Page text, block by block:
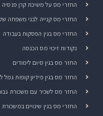
החזרי מס על משיכת קרן פנסיה
החזרי מס קנייה לבני משפחה
החזרי מס בגין הפסקות בעבודה
נקודות זיכוי מס הכנסה
החזר מס בגין סיום לימודים
החזר מס בגין פידיון קופות גמל
החזר מס לשכיר עם משכורת
החזרי מס בגין שינויים במשכורת